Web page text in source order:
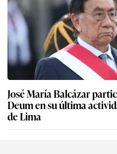
José María Balcázar
Deum en su última
de Lima